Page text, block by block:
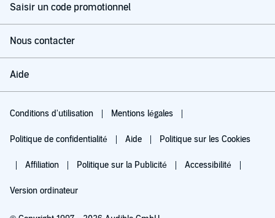
Saisir un code promotionnel
Nous contacter
Aide
Conditions d'utilisation Mentions légales
Politique de confidentialité Aide Politique sur les Cookies
Affiliation Politique sur la Publicité Accessibilité
Version ordinateur